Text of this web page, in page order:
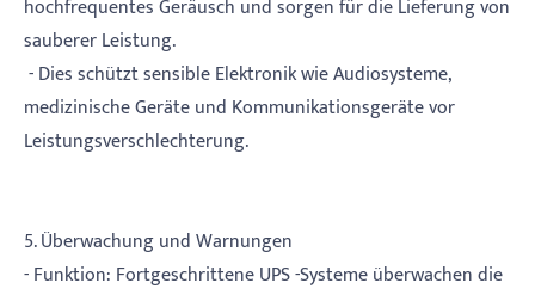
hochfrequentes Geräusch und sorgen für die Lieferung von
sauberer Leistung.
- Dies schützt sensible Elektronik wie Audiosysteme,
medizinische Geräte und Kommunikationsgeräte vor
Leistungsverschlechterung.
5. Überwachung und Warnungen
- Funktion: Fortgeschrittene UPS -Systeme überwachen die